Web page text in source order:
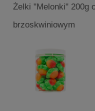
Żelki "Melonki" 200g
brzoskwiniowym